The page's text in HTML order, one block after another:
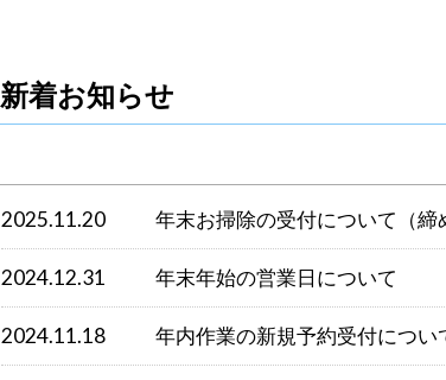
新着お知らせ
2025.11.20 年末お掃除の受付について（締
2024.12.31 年末年始の営業日について
2024.11.18 年内作業の新規予約受付につい